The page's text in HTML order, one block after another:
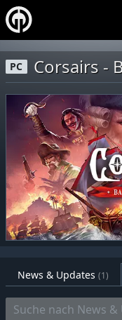
PC Corsairs -
News & Updates (1)